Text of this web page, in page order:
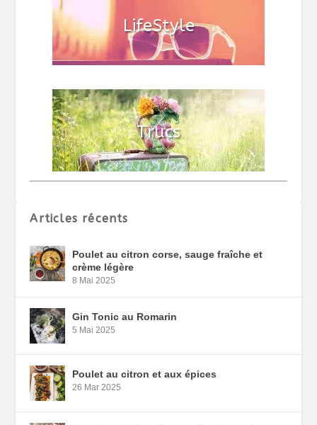
Articles récents
Poulet au citron corse, sauge fraîche et
crème légère
8 Mai 2025
Gin Tonic au Romarin
5 Mai 2025
Poulet au citron et aux épices
26 Mar 2025